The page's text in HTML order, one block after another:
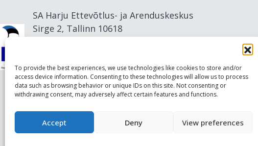
To provide the best experiences, we use technologies like cookies to store and/or
access device information. Consenting to these technologies will allow us to process
data such as browsing behavior or unique IDs on this site. Not consenting or
withdrawing consent, may adversely affect certain features and functions.
Accept Deny View preferences
SA Harju Ettevõtlus- ja Arenduskeskus
Sirge 2, Tallinn 10618